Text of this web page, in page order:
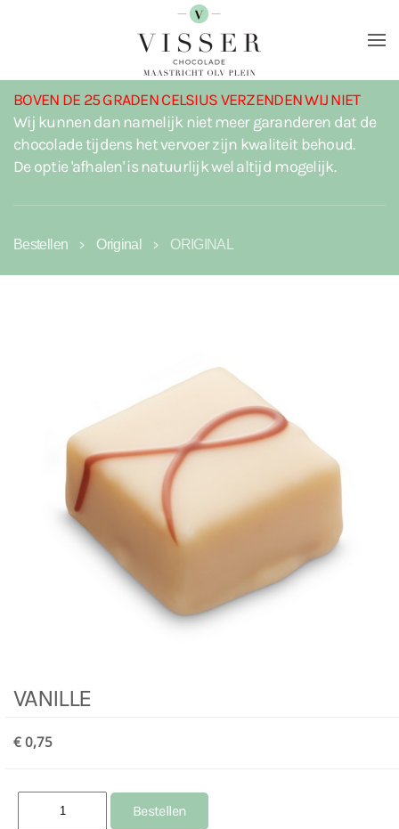
Terug naar hoofdinhoud
BOVEN DE 25 GRADEN CELSIUS VERZENDEN WIJ NIET
Wij kunnen dan namelijk niet meer garanderen dat de
chocolade tijdens het vervoer zijn kwaliteit behoud.
De optie 'afhalen' is natuurlijk wel altijd mogelijk.
Bestellen Original ORIGINAL
VANILLE
€ 0,75